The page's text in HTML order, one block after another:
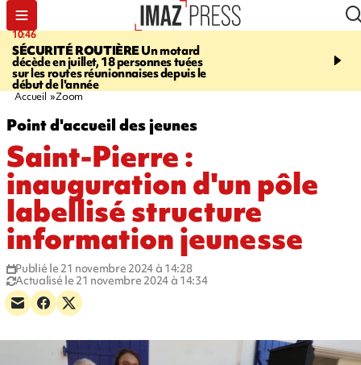
10:46
SÉCURITÉ ROUTIÈREUn motard
décède en juillet, 18 personnes tuées
sur les routes réunionnaises depuis le
début de l'année
13:49
mineurs - un courrier
Accueil Zoom
Point d'accueil des jeunes
Saint-Pierre :
inauguration d'un pôle
labellisé structure
information jeunesse
Publié le 21 novembre 2024 à 14:28
Actualisé le 21 novembre 2024 à 14:34